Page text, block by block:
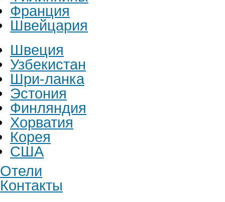
Франция
Швейцария
Швеция
Узбекистан
Шри-ланка
Эстония
Финляндия
Хорватия
Корея
США
Отели
Контакты